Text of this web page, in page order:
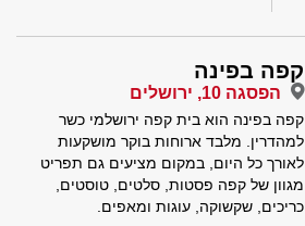
קפה בפינה
הפסגה 10, ירושלים
קפה בפינה הוא בית קפה ירושלמי כשר
למהדרין. מלבד ארוחות בוקר מושקעות
לאורך כל היום, במקום מציעים גם תפריט
מגוון של קפה פסטות, סלטים, טוסטים,
כריכים, שקשוקה, עוגות ומאפים.